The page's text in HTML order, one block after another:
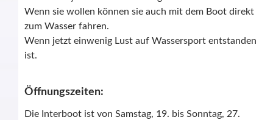
Wenn sie wollen können sie auch mit dem Boot direkt
zum Wasser fahren.
Wenn jetzt einwenig Lust auf Wassersport entstanden
ist.
Öffnungszeiten:
Die Interboot ist von Samstag, 19. bis Sonntag, 27.